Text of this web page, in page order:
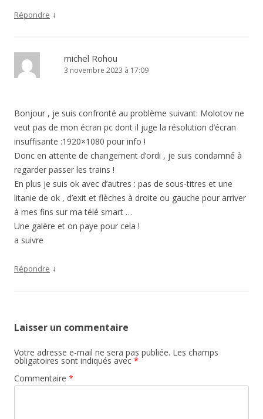
Répondre ↓
michel Rohou
3 novembre 2023 à 17:09
Bonjour , je suis confronté au problème suivant: Molotov ne
veut pas de mon écran pc dont il juge la résolution d’écran
insuffisante :1920×1080 pour info !
Donc en attente de changement d’ordi , je suis condamné à
regarder passer les trains !
En plus je suis ok avec d’autres : pas de sous-titres et une
litanie de ok , d’exit et flèches à droite ou gauche pour arriver
à mes fins sur ma télé smart …
Une galère et on paye pour cela !
a suivre
Répondre ↓
Laisser un commentaire
Votre adresse e-mail ne sera pas publiée. Les champs
obligatoires sont indiqués avec *
Commentaire *